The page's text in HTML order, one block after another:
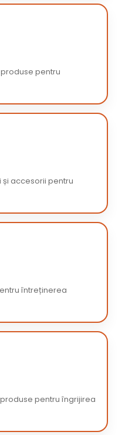
pentru
și accesorii pentru
întreținerea
pentru îngrijirea